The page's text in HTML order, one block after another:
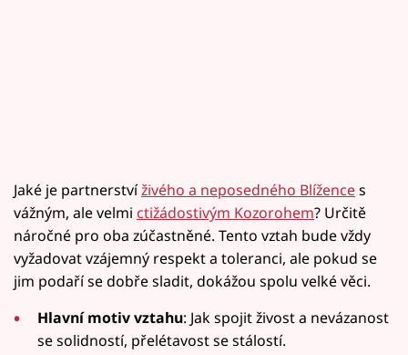
Jaké je partnerstvíživého a neposedného Blížences
vážným, ale velmi ctižádostivým Kozorohem? Určitě
náročné pro oba zúčastněné. Tento vztah bude vždy
vyžadovat vzájemný respekt a toleranci, ale pokud se
jim podaří se dobře sladit, dokážou spolu velké věci.
Hlavní motiv vztahu: Jak spojit živost a nevázanost
se solidností, přelétavost se stálostí.